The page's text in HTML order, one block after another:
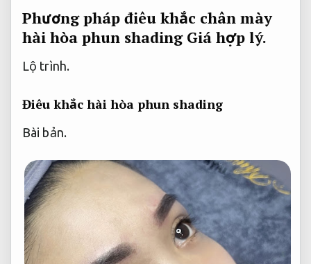
Phương pháp điêu khắc chân mày
hài hòa phun shading Giá hợp lý.
Lộ trình.
Điêu khắc hài hòa phun shading
Bài bản.